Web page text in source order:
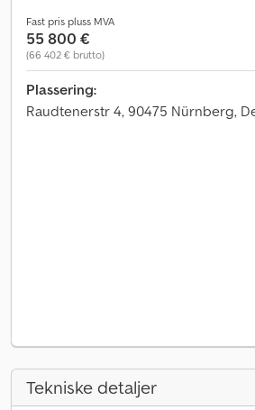
Fast pris pluss MVA
55 800 €
(66 402 € brutto)
Plassering:
Raudtenerstr 4, 90475 Nürnberg,
Tekniske detaljer